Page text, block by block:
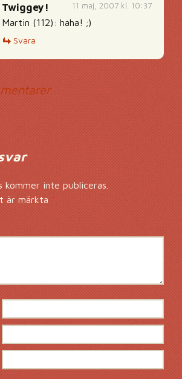
11 maj, 2007 kl. 10:37
Twiggey!
Martin (112): haha! ;)
Svara
kommer inte publiceras.
är märkta*